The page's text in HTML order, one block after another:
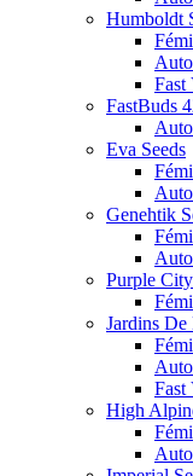
Humboldt
Fast
FastBuds
Eva Seeds
Genehtik
Purple
Jardins De
Fast
High